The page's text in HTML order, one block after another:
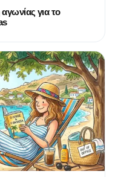
για το